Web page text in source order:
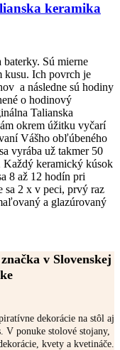
keramika
Sú mierne
kusu. Ich povrch je
a následne sú hodiny
o hodinový
Talianska
okrem úžitku vyčarí
Vášho obľúbeného
vyrába už takmer 50
Každý keramický kúsok
8 až 12 hodín pri
sa 2 x v peci, prvý raz
a glazúrovaný
v Slovenskej
dekorácie na stôl aj
V ponuke stolové stojany,
kvety a kvetináče.